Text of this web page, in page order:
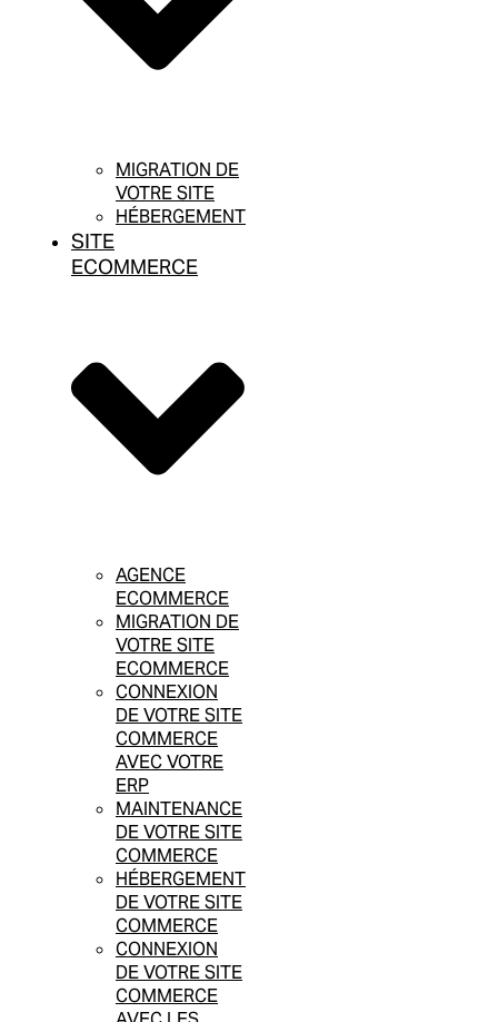
MIGRATION DE
VOTRE SITE
HÉBERGEMENT
SITE
ECOMMERCE
AGENCE
ECOMMERCE
MIGRATION DE
VOTRE SITE
ECOMMERCE
CONNEXION
DE VOTRE SITE
COMMERCE
AVEC VOTRE
ERP
MAINTENANCE
DE VOTRE SITE
COMMERCE
HÉBERGEMENT
DE VOTRE SITE
COMMERCE
CONNEXION
DE VOTRE SITE
COMMERCE